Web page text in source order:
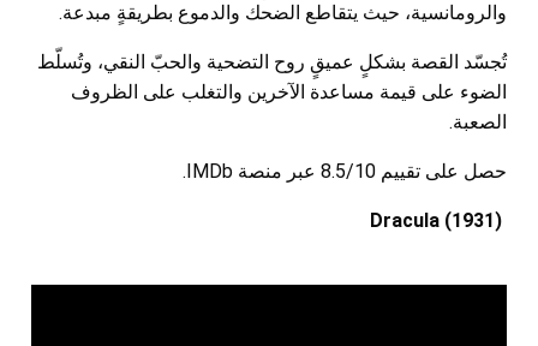
والرومانسية، حيث يتقاطع الضحك والدموع بطريقةٍ مبدعة.
تُجسّد القصة بشكلٍ عميقٍ روح التضحية والحبّ النقي، وتُسلّط
الضوء على قيمة مساعدة الآخرين والتغلب على الظروف
الصعبة.
حصل على تقييم 8.5/10 عبر منصة IMDb.